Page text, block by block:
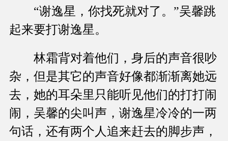
“谢逸星，你找死就对了。”吴馨跳
起来要打谢逸星。
林霜背对着他们，身后的声音很吵
杂，但是其它的声音好像都渐渐离她远
去，她的耳朵里只能听见他们的打打闹
闹，吴馨的尖叫声，谢逸星冷冷的一两
句话，还有两个人追来赶去的脚步声，